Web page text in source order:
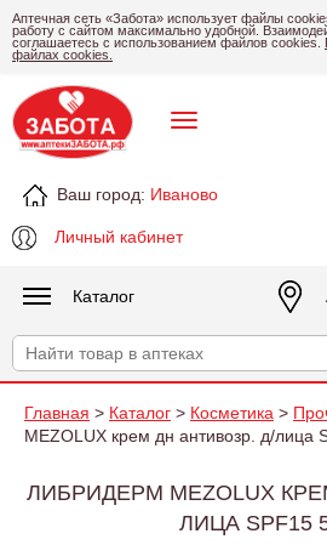
Аптечная сеть «Забота» использует файлы
работу с сайтом максимально удобной.
соглашаетесь с использованием файлов cookies.
файлах cookies.
Ваш город: Иваново
Личный кабинет
Каталог
Главная > Каталог > Косметика >
MEZOLUX крем дн антивозр. д/лица
ЛИБРИДЕРМ MEZOLUX
ЛИЦА SPF15